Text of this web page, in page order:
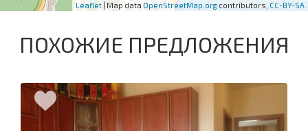
Leaflet | Map data OpenStreetMap.org contributors, CC-BY-SA
ПОХОЖИЕ ПРЕДЛОЖЕНИЯ